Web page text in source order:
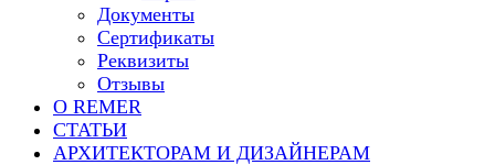
Документы
Сертификаты
Реквизиты
Отзывы
О REMER
СТАТЬИ
АРХИТЕКТОРАМ И ДИЗАЙНЕРАМ